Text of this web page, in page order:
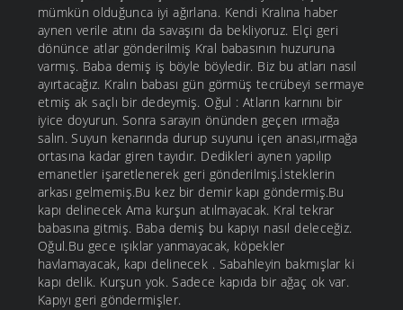
mümkün olduğunca iyi ağırlana. Kendi Kralına haber
aynen verile atını da savaşını da bekliyoruz. Elçi geri
dönünce atlar gönderilmiş Kral babasının huzuruna
varmış. Baba demiş iş böyle böyledir. Biz bu atları nasıl
ayırtacağız. Kralın babası gün görmüş tecrübeyi sermaye
etmiş ak saçlı bir dedeymiş. Oğul : Atların karnını bir
iyice doyurun. Sonra sarayın önünden geçen ırmağa
salın. Suyun kenarında durup suyunu içen anası,ırmağa
ortasına kadar giren tayıdır. Dedikleri aynen yapılıp
emanetler işaretlenerek geri gönderilmiş.İsteklerin
arkası gelmemiş.Bu kez bir demir kapı göndermiş.Bu
kapı delinecek Ama kurşun atılmayacak. Kral tekrar
babasına gitmiş. Baba demiş bu kapıyı nasıl deleceğiz.
Oğul.Bu gece ışıklar yanmayacak, köpekler
havlamayacak, kapı delinecek . Sabahleyin bakmışlar ki
kapı delik. Kurşun yok. Sadece kapıda bir ağaç ok var.
Kapıyı geri göndermişler.